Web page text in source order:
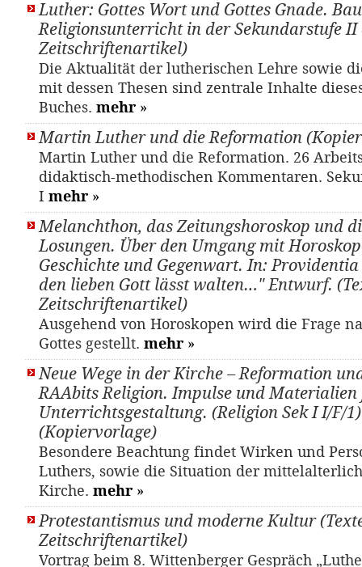
Luther: Gottes Wort und Gottes Gnade.
Religionsunterricht in der Sekundarstufe II
Zeitschriftenartikel)
Die Aktualität der lutherischen Lehre sowie
mit dessen Thesen sind zentrale Inhalte
Buches. mehr »
Martin Luther und die Reformation
Martin Luther und die Reformation. 26
didaktisch-methodischen Kommentaren.
I mehr »
Melanchthon, das Zeitungshoroskop und
Losungen. Über den Umgang mit
Geschichte und Gegenwart. In:
den lieben Gott lässt walten…" Entwurf.
Zeitschriftenartikel)
Ausgehend von Horoskopen wird die Frage
Gottes gestellt. mehr »
Neue Wege in der Kirche – Reformation
RAAbits Religion. Impulse und
Unterrichtsgestaltung. (Religion Sek I I/F/1)
(Kopiervorlage)
Besondere Beachtung findet Wirken und
Luthers, sowie die Situation der
Kirche. mehr »
Protestantismus und moderne Kultur
Zeitschriftenartikel)
Vortrag beim 8. Wittenberger Gespräch